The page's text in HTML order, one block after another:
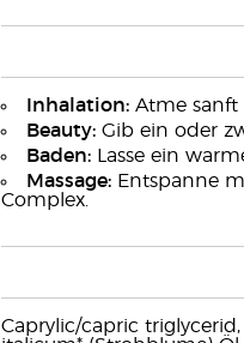
Inhalation:Atme sanft
Beauty:Gib ein oder
Baden:Lasse ein
Massage:Entspanne
Complex.
Caprylic/capric